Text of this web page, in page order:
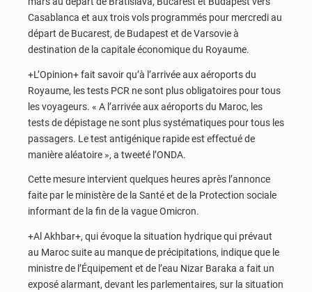
Casablanca et aux trois vols programmés pour mercredi au
départ de Bucarest, de Budapest et de Varsovie à
destination de la capitale économique du Royaume.
+L’Opinion+ fait savoir qu’à l’arrivée aux aéroports du
Royaume, les tests PCR ne sont plus obligatoires pour tous
les voyageurs. « A l’arrivée aux aéroports du Maroc, les
tests de dépistage ne sont plus systématiques pour tous les
passagers. Le test antigénique rapide est effectué de
manière aléatoire », a tweeté l’ONDA.
Cette mesure intervient quelques heures après l’annonce
faite par le ministère de la Santé et de la Protection sociale
informant de la fin de la vague Omicron.
+Al Akhbar+, qui évoque la situation hydrique qui prévaut
au Maroc suite au manque de précipitations, indique que le
ministre de l’Équipement et de l’eau Nizar Baraka a fait un
exposé alarmant, devant les parlementaires, sur la situation